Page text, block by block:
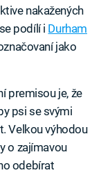
nakažených
podílí i Durham
jako
premisou je, že
psi se svými
Velkou výhodou
o zajímavou
odebírat